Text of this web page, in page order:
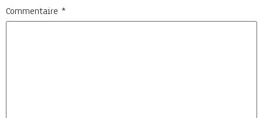
Commentaire *